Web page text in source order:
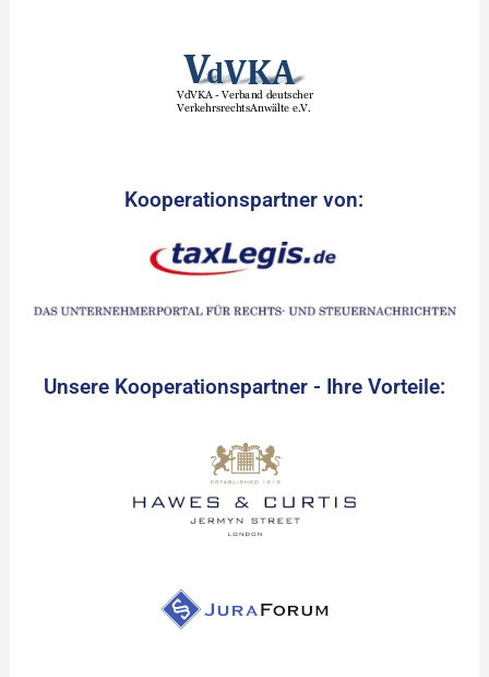
Kooperationspartner von:
Unsere Kooperationspartner - Ihre Vorteile: